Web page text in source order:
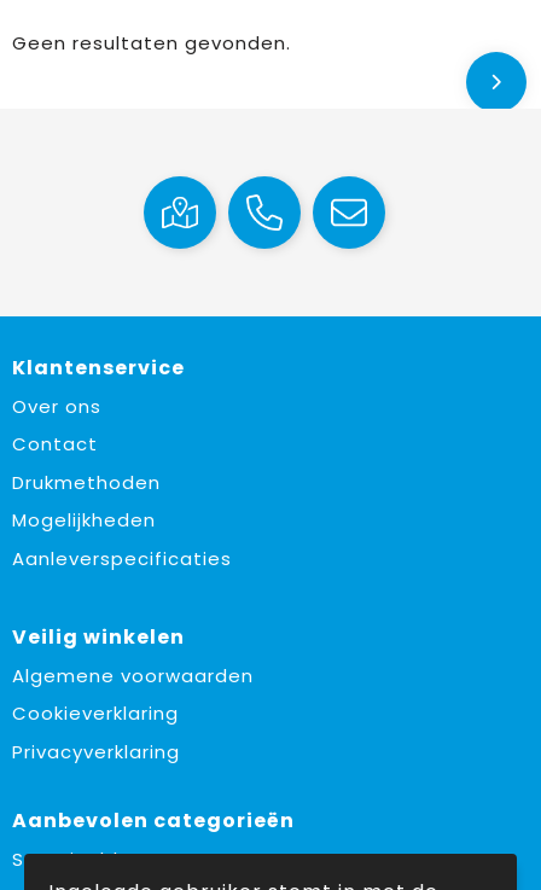
Geen resultaten gevonden.
Klantenservice
Over ons
Contact
Drukmethoden
Mogelijkheden
Aanleverspecificaties
Veilig winkelen
Algemene voorwaarden
Cookieverklaring
Privacyverklaring
Aanbevolen categorieën
Sustainable